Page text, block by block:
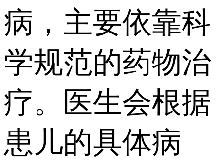
病，主要依靠科
学规范的药物治
疗。医生会根据
患儿的具体病